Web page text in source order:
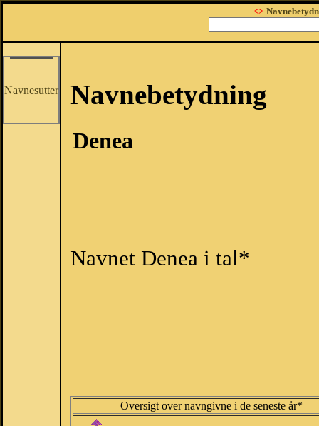
<>
Navnesutter Navnebetydning
Denea
Navnet Denea i tal*
Oversigt over navngivne i de seneste år*